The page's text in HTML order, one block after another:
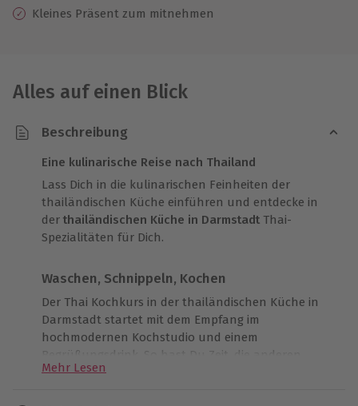
Kleines Präsent zum mitnehmen
Alles auf einen Blick
Beschreibung
Eine kulinarische Reise nach Thailand
Lass Dich in die kulinarischen Feinheiten der
thailändischen Küche einführen und entdecke in
der thailändischen Küche in Darmstadt Thai-
Spezialitäten für Dich.
Waschen, Schnippeln, Kochen
Der Thai Kochkurs in der thailändischen Küche in
Darmstadt startet mit dem Empfang im
hochmodernen Kochstudio und einem
Begrüßungsdrink. So hast Du Zeit, die anderen
Teilnehmer und die Räumlichkeiten
Mehr Lesen